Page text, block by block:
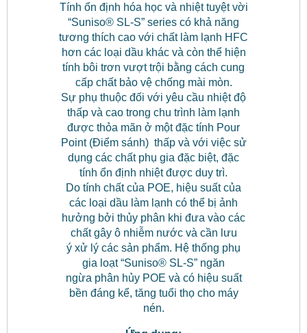
Tính ổn định hóa học và nhiệt tuyệt vời
“Suniso® SL-S” series có khả năng
tương thích cao với chất làm lạnh HFC
hơn các loại dầu khác và còn thể hiện
tính bôi trơn vượt trội bằng cách cung
cấp chất bảo vệ chống mài mòn.
Sự phụ thuộc đối với yêu cầu nhiệt độ
thấp và cao trong chu trình làm lạnh
được thỏa mãn ở một đặc tính Pour
Point (Điểm sánh) thấp và với việc sử
dụng các chất phụ gia đặc biệt, đặc
tính ổn định nhiệt được duy trì.
Do tính chất của POE, hiệu suất của
các loại dầu làm lạnh có thể bị ảnh
hưởng bởi thủy phân khi đưa vào các
chất gây ô nhiễm nước và cần lưu
ý xử lý các sản phẩm. Hệ thống phụ
gia loạt “Suniso® SL-S” ngăn
ngừa phân hủy POE và có hiệu suất
bền đáng kể, tăng tuổi thọ cho máy
nén.